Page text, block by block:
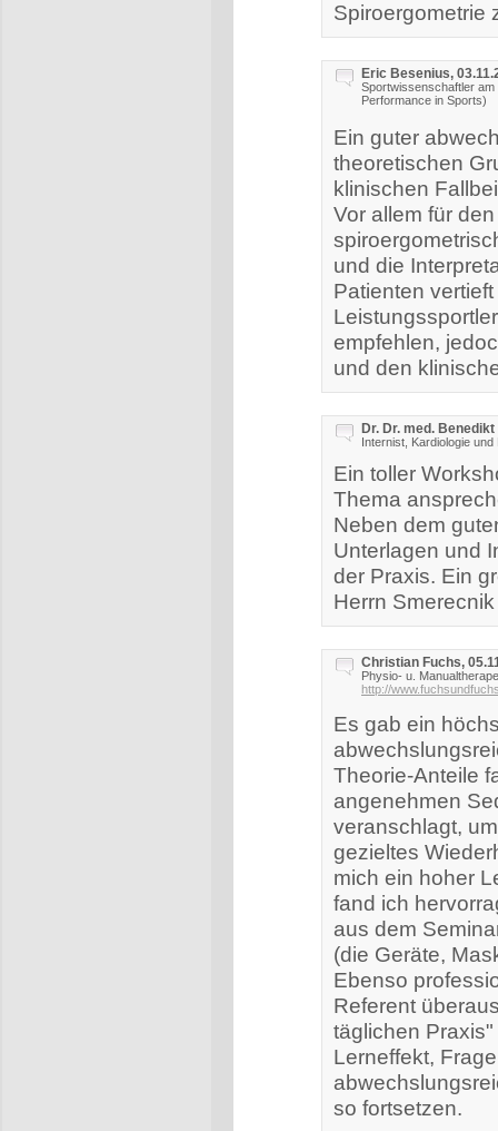
Spiroergometrie
Eric Besenius,
Sportwissenschaftler
Performance in Sports)
Ein guter
theoretischen
klinischen
Vor allem für
und die
Patienten
empfehlen,
und den
Dr. Dr. med.
Internist, Kardiologie und
Ein toller
Thema
Neben dem
Unterlagen und
der Praxis. Ein
Herrn
Christian Fuchs,
Physio- u.
http://
Es gab ein
Theorie-Anteile
angenehmen
veranschlagt,
gezieltes
mich ein hoher
fand ich
aus dem
(die Geräte,
Ebenso
Referent
täglichen
Lerneffekt,
so fortsetzen.